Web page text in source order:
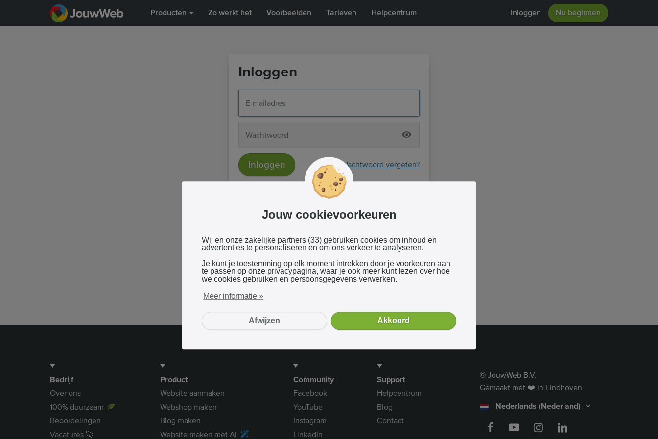
Producten Zo werkt het Voorbeelden Tarieven Helpcentrum Inloggen Nu beginnen
Inloggen
Inloggen Wachtwoord vergeten?
of
Bij gebruik van onze dienst ga je akkoord met onze
algemene voorwaarden
Bedrijf
Over ons
100% duurzaam
Beoordelingen
Vacatures 🚀
Product
Website aanmaken
Webshop maken
Blog maken
Website maken met AI
Community
Facebook
YouTube
Instagram
LinkedIn
Support
Helpcentrum
Blog
Contact
© JouwWeb B.V.
Gemaakt met ❤️ in Eindhoven
Nederlands (Nederland)
Jouw cookievoorkeuren
Wij en onze zakelijke partners (33) gebruiken cookies om inhoud en
advertenties te personaliseren en om ons verkeer te analyseren.
Je kunt je toestemming op elk moment intrekken door je voorkeuren aan
te passen op onze privacypagina, waar je ook meer kunt lezen over hoe
we cookies gebruiken en persoonsgegevens verwerken.
Meer informatie »
Afwijzen Akkoord